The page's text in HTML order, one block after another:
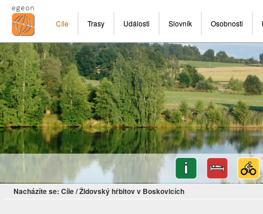
Cíle Trasy Události Slovník Osobnosti
Nacházíte se: Cíle/Židovský hřbitov v Boskovicích